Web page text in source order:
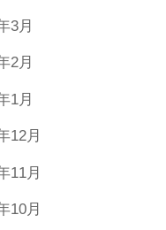
3月
2月
1月
12月
11月
10月